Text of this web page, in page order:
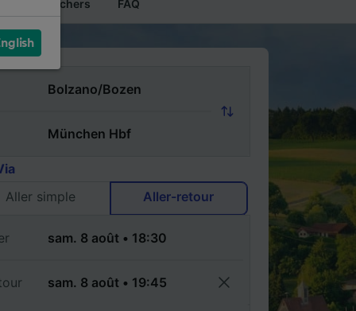
Billets pas chers FAQ
Aller simple
Aller-retour